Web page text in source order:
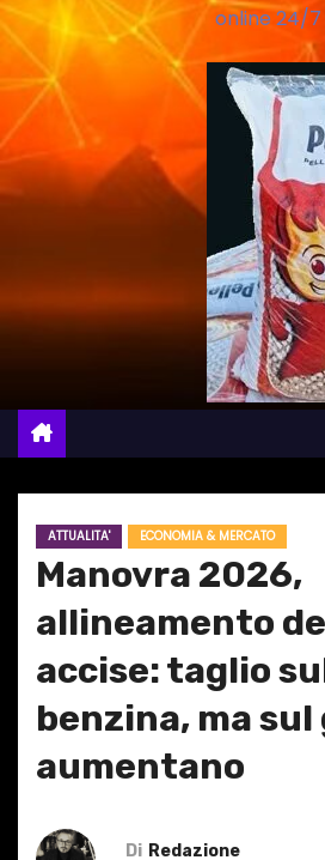
online 24/7
ATTUALITA' ECONOMIA & MERCATO
Manovra 2026,
allineamento
accise: taglio
benzina, ma sul
aumentano
Di Redazione